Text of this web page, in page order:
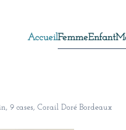
AccueilFemmeEnfant
9 cases, Corail Doré Bordeaux